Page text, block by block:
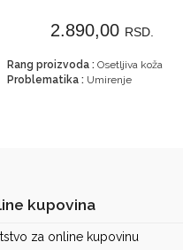
2.890,00 RSD.
Rang proizvoda : Osetljiva koža
Problematika : Umirenje
kupovina
za online kupovinu